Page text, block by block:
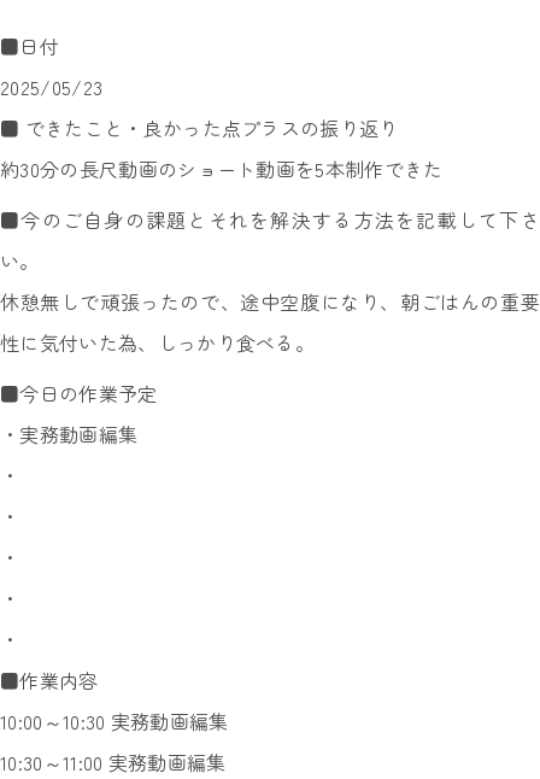
■日付
2025/05/23
■ できたこと・良かった点プラスの振り返り
約30分の長尺動画のショート動画を5本制作できた
■今のご自身の課題とそれを解決する方法を記載して下さ
い。
休憩無しで頑張ったので、途中空腹になり、朝ごはんの重要
性に気付いた為、しっかり食べる。
■今日の作業予定
・実務動画編集
・
・
・
・
・
■作業内容
10:00～10:30 実務動画編集
10:30～11:00 実務動画編集